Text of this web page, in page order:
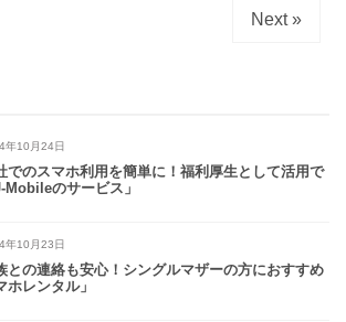
Next »
年10月24日
でのスマホ利用を簡単に！福利厚生として活用で
Mobileのサービス」
年10月23日
との連絡も安心！シングルマザーの方におすすめ
ホレンタル」